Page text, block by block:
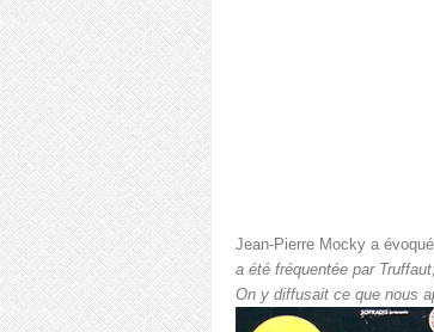
Jean-Pierre Mocky a
a été fréquentée par
On y diffusait ce que nous